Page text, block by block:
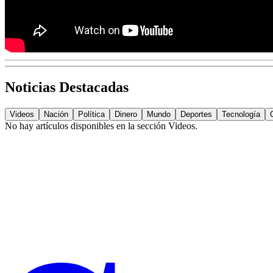
Noticias Destacadas
Videos Nación Política Dinero Mundo Deportes Tecnología
No hay artículos disponibles en la sección Videos.